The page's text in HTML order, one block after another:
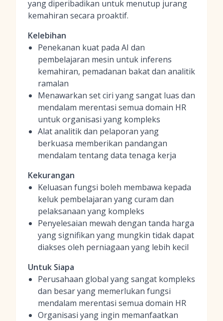
yang diperibadikan untuk menutup jurang
kemahiran secara proaktif.
Kelebihan
Penekanan kuat pada AI dan
pembelajaran mesin untuk inferens
kemahiran, pemadanan bakat dan analitik
ramalan
Menawarkan set ciri yang sangat luas dan
mendalam merentasi semua domain HR
untuk organisasi yang kompleks
Alat analitik dan pelaporan yang
berkuasa memberikan pandangan
mendalam tentang data tenaga kerja
Kekurangan
Keluasan fungsi boleh membawa kepada
keluk pembelajaran yang curam dan
pelaksanaan yang kompleks
Penyelesaian mewah dengan tanda harga
yang signifikan yang mungkin tidak dapat
diakses oleh perniagaan yang lebih kecil
Untuk Siapa
Perusahaan global yang sangat kompleks
dan besar yang memerlukan fungsi
mendalam merentasi semua domain HR
Organisasi yang ingin memanfaatkan